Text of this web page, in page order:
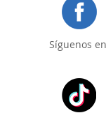
Síguenos